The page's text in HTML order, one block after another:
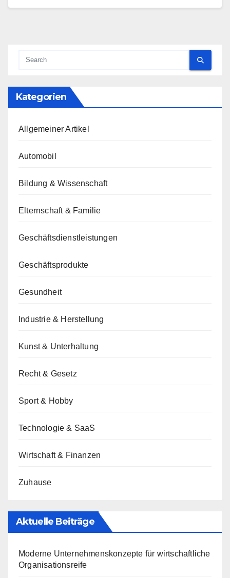
Kategorien
Allgemeiner Artikel
Automobil
Bildung & Wissenschaft
Elternschaft & Familie
Geschäftsdienstleistungen
Geschäftsprodukte
Gesundheit
Industrie & Herstellung
Kunst & Unterhaltung
Recht & Gesetz
Sport & Hobby
Technologie & SaaS
Wirtschaft & Finanzen
Zuhause
Aktuelle Beiträge
Moderne Unternehmenskonzepte für wirtschaftliche
Organisationsreife